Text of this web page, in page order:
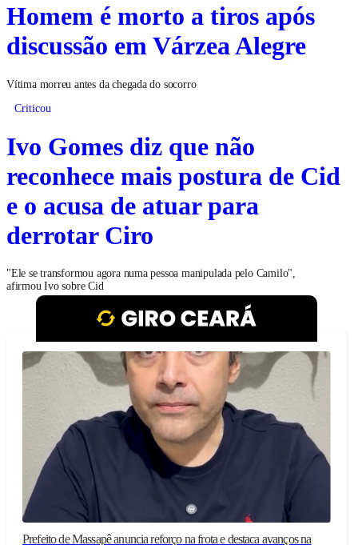
Homem é morto a tiros após
discussão em Várzea Alegre
Vítima morreu antes da chegada do socorro
Criticou
Ivo Gomes diz que não
reconhece mais postura de Cid
e o acusa de atuar para
derrotar Ciro
"Ele se transformou agora numa pessoa manipulada pelo Camilo",
afirmou Ivo sobre Cid
Prefeito de Massapê anuncia reforço na frota e destaca avanços na